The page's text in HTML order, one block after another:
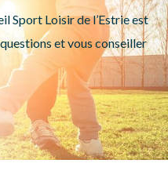
Sport Loisir de l’Estrie est
et vous conseiller